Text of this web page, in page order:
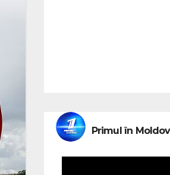
Primul în